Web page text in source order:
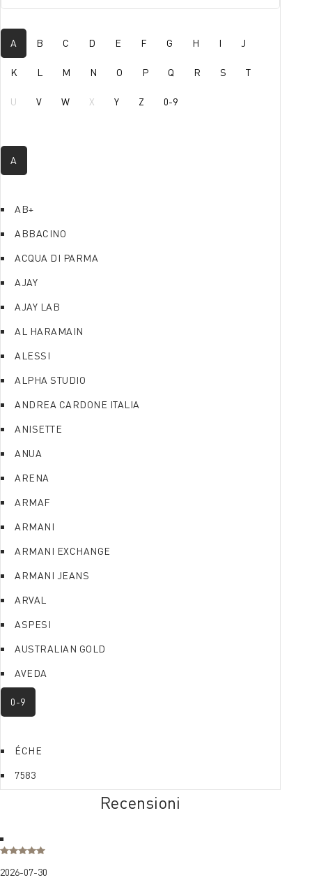
A B C D E F G H I J
K L M N O P Q R S T
U V W X Y Z 0-9
A
AB+
ABBACINO
ACQUA DI PARMA
AJAY
AJAY LAB
AL HARAMAIN
ALESSI
ALPHA STUDIO
ANDREA CARDONE ITALIA
ANISETTE
ANUA
ARENA
ARMAF
ARMANI
ARMANI EXCHANGE
ARMANI JEANS
ARVAL
ASPESI
AUSTRALIAN GOLD
AVEDA
0-9
ÉCHE
7583
Recensioni
2026-07-30